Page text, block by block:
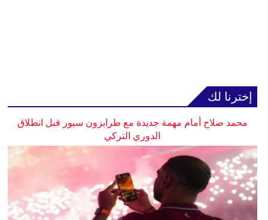
إخترنا لك
محمد صلاح أمام مهمة جديدة مع طرابزون سبور قبل انطلاق
الدوري التركي